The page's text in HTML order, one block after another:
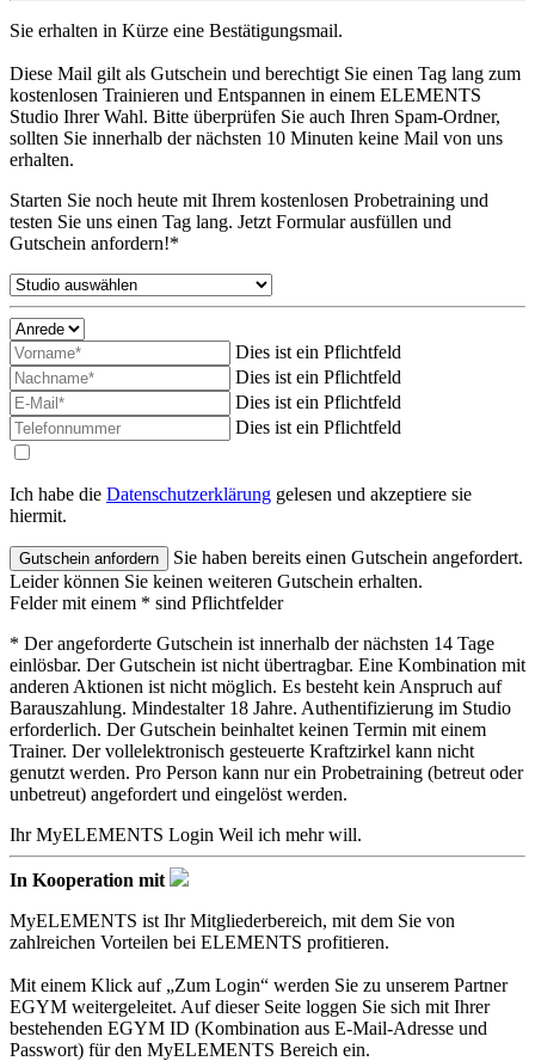
Sie erhalten in Kürze eine Bestätigungsmail.
Diese Mail gilt als Gutschein und berechtigt Sie einen Tag lang zum
kostenlosen Trainieren und Entspannen in einem ELEMENTS
Studio Ihrer Wahl. Bitte überprüfen Sie auch Ihren Spam-Ordner,
sollten Sie innerhalb der nächsten 10 Minuten keine Mail von uns
erhalten.
Starten Sie noch heute mit Ihrem kostenlosen Probetraining und
testen Sie uns einen Tag lang. Jetzt Formular ausfüllen und
Gutschein anfordern!*
Dies ist ein Pflichtfeld
Dies ist ein Pflichtfeld
Dies ist ein Pflichtfeld
Dies ist ein Pflichtfeld
Ich habe die Datenschutzerklärung gelesen und akzeptiere sie
hiermit.
Sie haben bereits einen Gutschein angefordert.
Leider können Sie keinen weiteren Gutschein erhalten.
Felder mit einem * sind Pflichtfelder
* Der angeforderte Gutschein ist innerhalb der nächsten 14 Tage
einlösbar. Der Gutschein ist nicht übertragbar. Eine Kombination mit
anderen Aktionen ist nicht möglich. Es besteht kein Anspruch auf
Barauszahlung. Mindestalter 18 Jahre. Authentifizierung im Studio
erforderlich. Der Gutschein beinhaltet keinen Termin mit einem
Trainer. Der vollelektronisch gesteuerte Kraftzirkel kann nicht
genutzt werden. Pro Person kann nur ein Probetraining (betreut oder
unbetreut) angefordert und eingelöst werden.
Ihr MyELEMENTS Login Weil ich mehr will.
In Kooperation mit
MyELEMENTS ist Ihr Mitgliederbereich, mit dem Sie von
zahlreichen Vorteilen bei ELEMENTS profitieren.
Mit einem Klick auf „Zum Login“ werden Sie zu unserem Partner
EGYM weitergeleitet. Auf dieser Seite loggen Sie sich mit Ihrer
bestehenden EGYM ID (Kombination aus E-Mail-Adresse und
Passwort) für den MyELEMENTS Bereich ein.